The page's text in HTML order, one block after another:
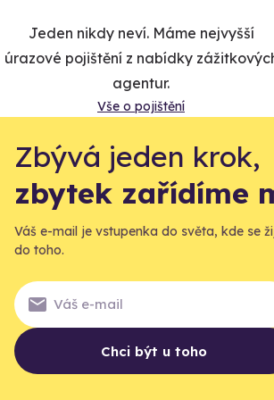
Jeden nikdy neví. Máme nejvyšší
úrazové pojištění z nabídky
agentur.
Vše o pojištění
Zbývá jeden krok,
zbytek zařídíme
Váš e-mail je vstupenka do světa, kde se
do toho.
Chci být u toho